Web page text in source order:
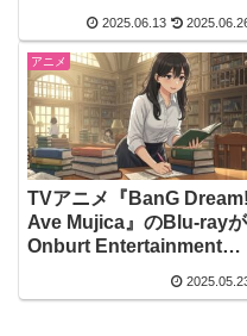
戦いが幕を開ける！
2025.06.13
アニメ
TVアニメ『BanG Dream!
Ave Mujica』のBlu-rayが
Onburt Entertainment限
でめちゃ豪華な特典もつ